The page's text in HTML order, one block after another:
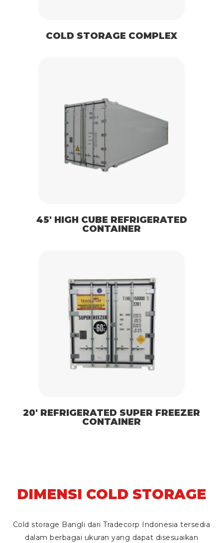
COLD STORAGE COMPLEX
45′ HIGH CUBE REFRIGERATED
CONTAINER
20′ REFRIGERATED SUPER FREEZER
CONTAINER
DIMENSI COLD STORAGE
Cold storage Bangli dari Tradecorp Indonesia tersedia
dalam berbagai ukuran yang dapat disesuaikan